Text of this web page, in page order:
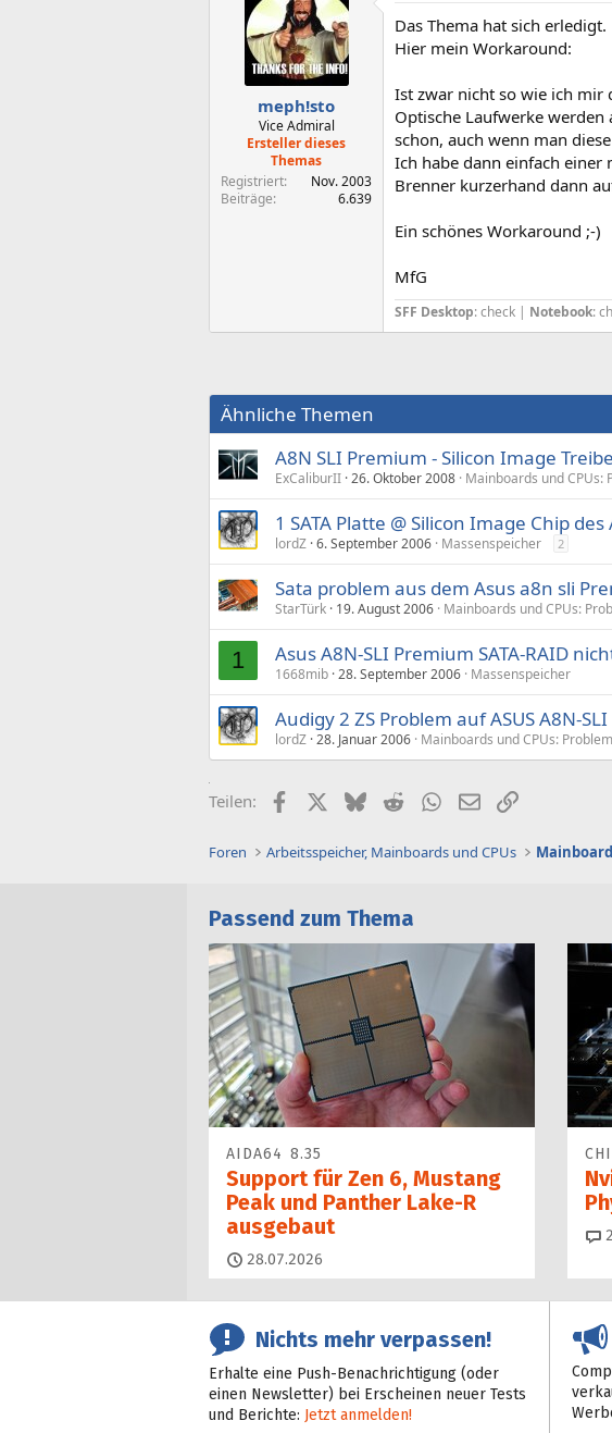
meph!sto
Vice Admiral
Ersteller dieses
Themas
Registriert
Nov. 2003
Beiträge
6.639
Das Thema hat sich erledigt.
Hier mein Workaround:
Ist zwar nicht so wie ich mir
Optische Laufwerke
schon, auch wenn man
Ich habe dann einfach einer
Brenner kurzerhand dann
Ein schönes Workaround ;-)
MfG
SFF Desktop: check | Notebook:
Ähnliche Themen
A8N SLI Premium - Silicon Image
ExCaliburII 26. Oktober 2008 Mainboards und CPUs:
1 SATA Platte @ Silicon Image Chip des
lordZ 6. September 2006 Massenspeicher 2
Sata problem aus dem Asus a8n sli
StarTürk 19. August 2006 Mainboards und CPUs:
1 Asus A8N-SLI Premium SATA-RAID
1668mib 28. September 2006 Massenspeicher
Audigy 2 ZS Problem auf ASUS A8N-
lordZ 28. Januar 2006 Mainboards und CPUs:
Teilen: FacebookX (Twitter)
BlueskyRedditWhatsApp
E-MailLink
Foren Arbeitsspeicher, Mainboards und CPUs
Passend zum Thema
AIDA64 8.35
Support für Zen 6, Mustang
Peak und Panther Lake-R
ausgebaut
28.07.2026
Nichts mehr verpassen!
Erhalte eine Push-Benachrichtigung (oder
einen Newsletter) bei Erscheinen neuer Tests
und Berichte: Jetzt anmelden!